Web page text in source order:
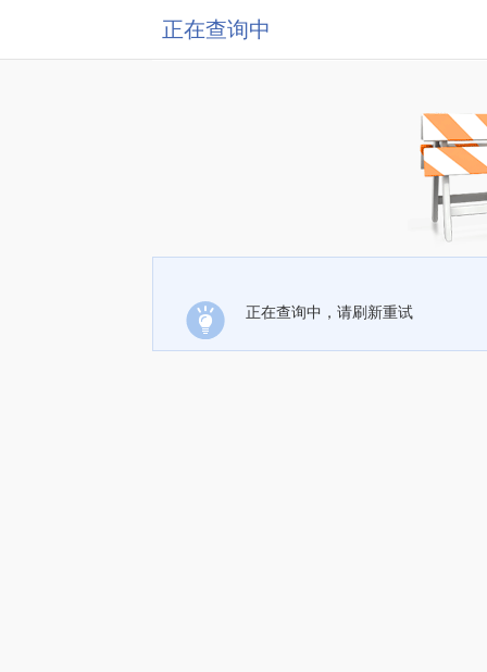
正在查询中
正在查询中，请刷新重试